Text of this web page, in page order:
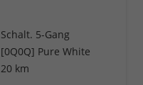
Schalt. 5-Gang
[0Q0Q] Pure White
20 km